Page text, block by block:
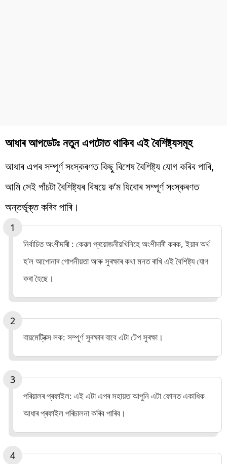
আধাৰ আপডেটঃ নতুন এপটোত থাকিব এই বৈশিষ্ট্যসমূহ
আধাৰ এপৰ সম্পূৰ্ণ সংস্কৰণত কিছু বিশেষ বৈশিষ্ট্য যোগ কৰিব পাৰি,
আমি সেই পাঁচটা বৈশিষ্ট্যৰ বিষয়ে ক’ম যিবোৰ সম্পূৰ্ণ সংস্কৰণত
অন্তৰ্ভুক্ত কৰিব পাৰি।
নিৰ্বাচিত অংশীদাৰী : কেৱল প্ৰয়োজনীয়খিনিহে অংশীদাৰী কৰক, ইয়াৰ অৰ্থ
হ’ল আপোনাৰ গোপনীয়তা আৰু সুৰক্ষাৰ কথা মনত ৰাখি এই বৈশিষ্ট্য যোগ
কৰা হৈছে।
বায়মেট্ৰিক্স লক: সম্পূৰ্ণ সুৰক্ষাৰ বাবে এটা টেপ সুৰক্ষা।
পৰিয়ালৰ প্ৰফাইল: এই এটা এপৰ সহায়ত আপুনি এটা ফোনত একাধিক
আধাৰ প্ৰফাইল পৰিচালনা কৰিব পাৰিব।